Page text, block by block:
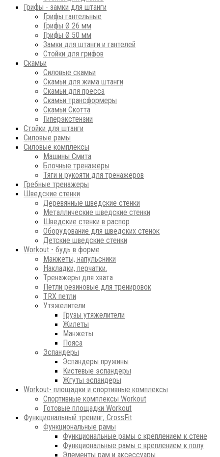
Грифы - замки для штанги
Грифы гантельные
Грифы Ø 26 мм
Грифы Ø 50 мм
Замки для штанги и гантелей
Стойки для грифов
Скамьи
Силовые скамьи
Скамьи для жима штанги
Скамьи для пресса
Скамьи трансформеры
Скамьи Скотта
Гиперэкстензии
Стойки для штанги
Силовые рамы
Силовые комплексы
Машины Смита
Блочные тренажеры
Тяги и рукояти для тренажеров
Гребные тренажеры
Шведские стенки
Деревянные шведские стенки
Металлические шведские стенки
Шведские стенки в распор
Оборудование для шведских стенок
Детские шведские стенки
Workout - будь в форме
Манжеты, напульсники
Накладки, перчатки.
Тренажеры для хвата
Петли резиновые для тренировок
ТRХ петли
Утяжелители
Грузы утяжелители
Жилеты
Манжеты
Пояса
Эспандеры
Эспандеры пружины
Кистевые эспандеры
Жгуты эспандеры
Workout- площадки и спортивные комплексы
Спортивные комплексы Workout
Готовые площадки Workout
Функциональный тренинг, CrossFit
Функциональные рамы
Функциональные рамы с креплением к стене
Функциональные рамы с креплением к полу
Элементы рам и аксессуары